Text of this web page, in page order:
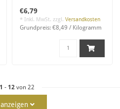
Lebensmittelqualität, salz..
€6,79
* Inkl. MwSt. zzgl. Versandkosten
Grundpreis: €8,49 / Kilogramm
1 - 12 von 22